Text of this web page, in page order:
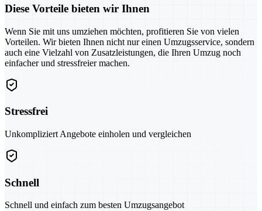
Diese Vorteile bieten wir Ihnen
Wenn Sie mit uns umziehen möchten, profitieren Sie von vielen
Vorteilen. Wir bieten Ihnen nicht nur einen Umzugsservice, sondern
auch eine Vielzahl von Zusatzleistungen, die Ihren Umzug noch
einfacher und stressfreier machen.
Stressfrei
Unkompliziert Angebote einholen und vergleichen
Schnell
Schnell und einfach zum besten Umzugsangebot